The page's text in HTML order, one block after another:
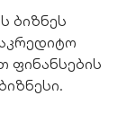
ბიზნეს
ფინანსების